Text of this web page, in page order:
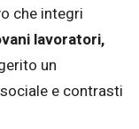
che integri
lavoratori,
un
e contrasti